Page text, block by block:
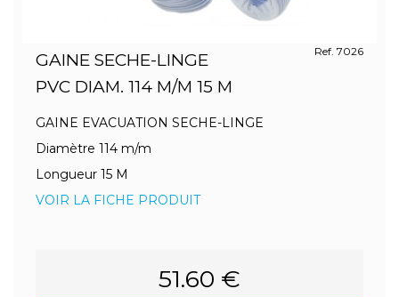
GAINE SECHE-LINGE
PVC DIAM. 114 M/M 15 M
Ref. 7026
GAINE EVACUATION SECHE-LINGE
Diamètre 114 m/m
Longueur 15 M
VOIR LA FICHE PRODUIT
51.60 €